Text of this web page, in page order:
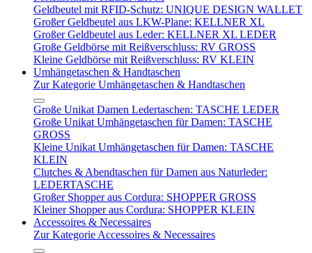
Geldbeutel mit RFID-Schutz: UNIQUE DESIGN WALLET
Großer Geldbeutel aus LKW-Plane: KELLNER XL
Großer Geldbeutel aus Leder: KELLNER XL LEDER
Große Geldbörse mit Reißverschluss: RV GROSS
Kleine Geldbörse mit Reißverschluss: RV KLEIN
Umhängetaschen & Handtaschen
Zur Kategorie Umhängetaschen & Handtaschen
Große Unikat Damen Ledertaschen: TASCHE LEDER
Große Unikat Umhängetaschen für Damen: TASCHE
GROSS
Kleine Unikat Umhängetaschen für Damen: TASCHE
KLEIN
Clutches & Abendtaschen für Damen aus Naturleder:
LEDERTASCHE
Großer Shopper aus Cordura: SHOPPER GROSS
Kleiner Shopper aus Cordura: SHOPPER KLEIN
Accessoires & Necessaires
Zur Kategorie Accessoires & Necessaires